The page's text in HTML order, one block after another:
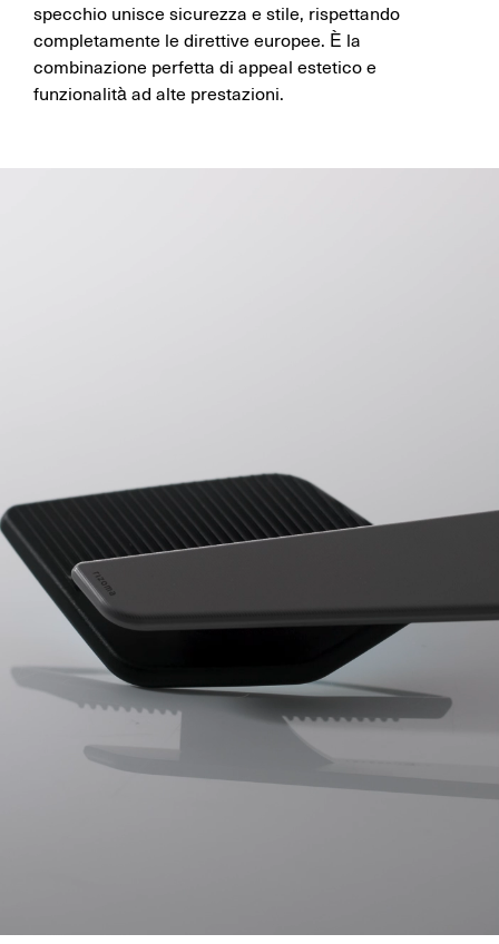
specchio unisce sicurezza e stile, rispettando
completamente le direttive europee. È la
combinazione perfetta di appeal estetico e
funzionalità ad alte prestazioni.